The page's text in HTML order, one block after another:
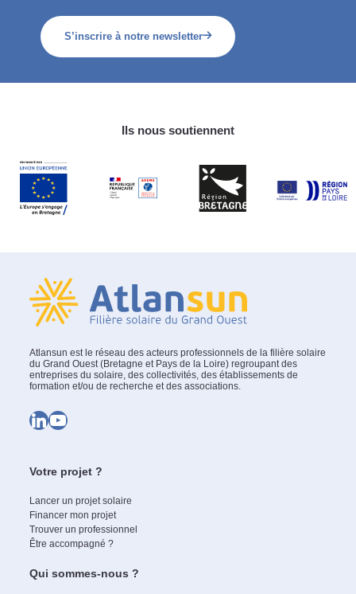
S’inscrire à notre newsletter
Ils nous soutiennent
Atlansun est le réseau des acteurs professionnels de la filière solaire
du Grand Ouest (Bretagne et Pays de la Loire) regroupant des
entreprises du solaire, des collectivités, des établissements de
formation et/ou de recherche et des associations.
LinkedIn
YouTube
Votre projet ?
Lancer un projet solaire
Financer mon projet
Trouver un professionnel
Être accompagné ?
Qui sommes-nous ?